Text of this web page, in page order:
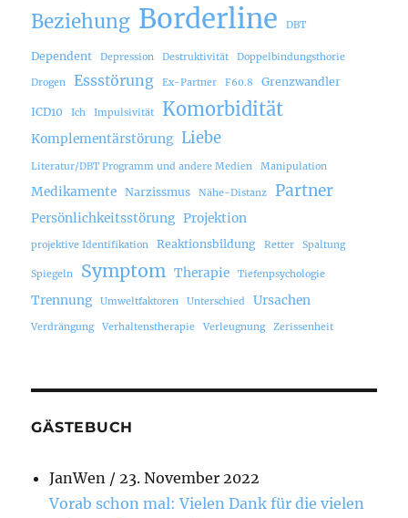
Beziehung Borderline DBT
Dependent Depression Destruktivität Doppelbindungsthorie
Drogen Essstörung Ex-Partner F60.8 Grenzwandler
ICD10 Ich Impulsivität Komorbidität
Komplementärstörung Liebe
Literatur/DBT Programm und andere Medien Manipulation
Medikamente Narzissmus Nähe-Distanz Partner
Persönlichkeitsstörung Projektion
projektive Identifikation Reaktionsbildung Retter Spaltung
Spiegeln Symptom Therapie Tiefenpsychologie
Trennung Umweltfaktoren Unterschied Ursachen
Verdrängung Verhaltenstherapie Verleugnung Zerissenheit
GÄSTEBUCH
JanWen / 23. November 2022
Vorab schon mal: Vielen Dank für die vielen